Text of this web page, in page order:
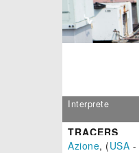
Interprete
TRACERS
Azione, (USA -